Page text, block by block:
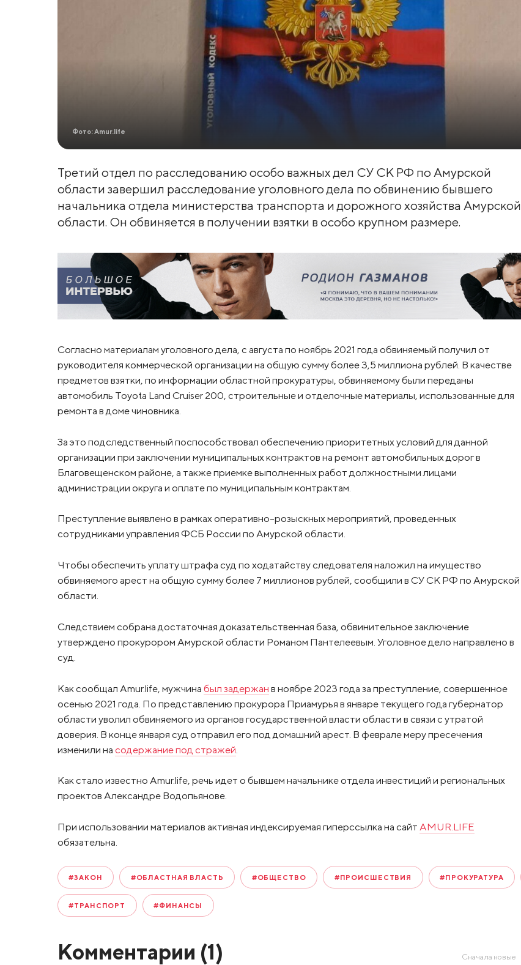
Фото: Amur.life
Третий отдел по расследованию особо важных дел СУ СК РФ по Амурской
области завершил расследование уголовного дела по обвинению бывшего
начальника отдела министерства транспорта и дорожного хозяйства Амурской
области. Он обвиняется в получении взятки в особо крупном размере.
Согласно материалам уголовного дела, с августа по ноябрь 2021 года обвиняемый получил от
руководителя коммерческой организации на общую сумму более 3,5 миллиона рублей. В качестве
предметов взятки, по информации областной прокуратуры, обвиняемому были переданы
автомобиль Toyota Land Cruiser 200, строительные и отделочные материалы, использованные для
ремонта в доме чиновника.
За это подследственный поспособствовал обеспечению приоритетных условий для данной
организации при заключении муниципальных контрактов на ремонт автомобильных дорог в
Благовещенском районе, а также приемке выполненных работ должностными лицами
администрации округа и оплате по муниципальным контрактам.
Преступление выявлено в рамках оперативно-розыскных мероприятий, проведенных
сотрудниками управления ФСБ России по Амурской области.
Чтобы обеспечить уплату штрафа суд по ходатайству следователя наложил на имущество
обвиняемого арест на общую сумму более 7 миллионов рублей, сообщили в СУ СК РФ по Амурской
области.
Следствием собрана достаточная доказательственная база, обвинительное заключение
утверждено прокурором Амурской области Романом Пантелеевым. Уголовное дело направлено в
суд.
Как сообщал Amur.life, мужчина был задержан в ноябре 2023 года за преступление, совершенное
осенью 2021 года. По представлению прокурора Приамурья в январе текущего года губернатор
области уволил обвиняемого из органов государственной власти области в связи с утратой
доверия. В конце января суд отправил его под домашний арест. В феврале меру пресечения
изменили на содержание под стражей
Как стало известно Amur.life, речь идет о бывшем начальнике отдела инвестиций и региональных
проектов Александре Водопьянове.
При использовании материалов активная индексируемая гиперссылка на сайт AMUR.LIFE
обязательна.
#ЗАКОН #ОБЛАСТНАЯ ВЛАСТЬ #ОБЩЕСТВО #ПРОИСШЕСТВИЯ #ПРОКУРАТУРА
#ТРАНСПОРТ #ФИНАНСЫ
Комментарии (1) Сначала новые